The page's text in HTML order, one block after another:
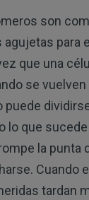
son
para
que una
se
puede
lo que
la punta
Cuando
tardan